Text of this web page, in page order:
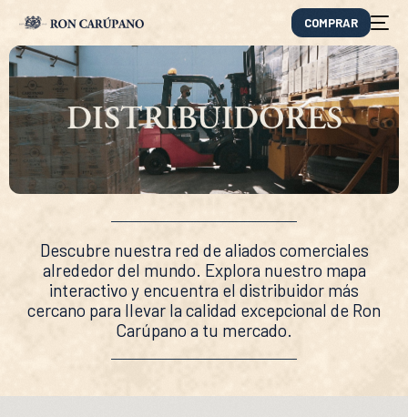
COMPRAR
DISTRIBUIDORES
Descubre nuestra red de aliados comerciales
alrededor del mundo. Explora nuestro mapa
interactivo y encuentra el distribuidor más
cercano para llevar la calidad excepcional de Ron
Carúpano a tu mercado.
EN